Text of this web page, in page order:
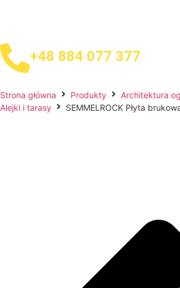
+48 884 077 377
Strona główna Produkty
Architektura
Alejki i tarasy
SEMMELROCK Płyta